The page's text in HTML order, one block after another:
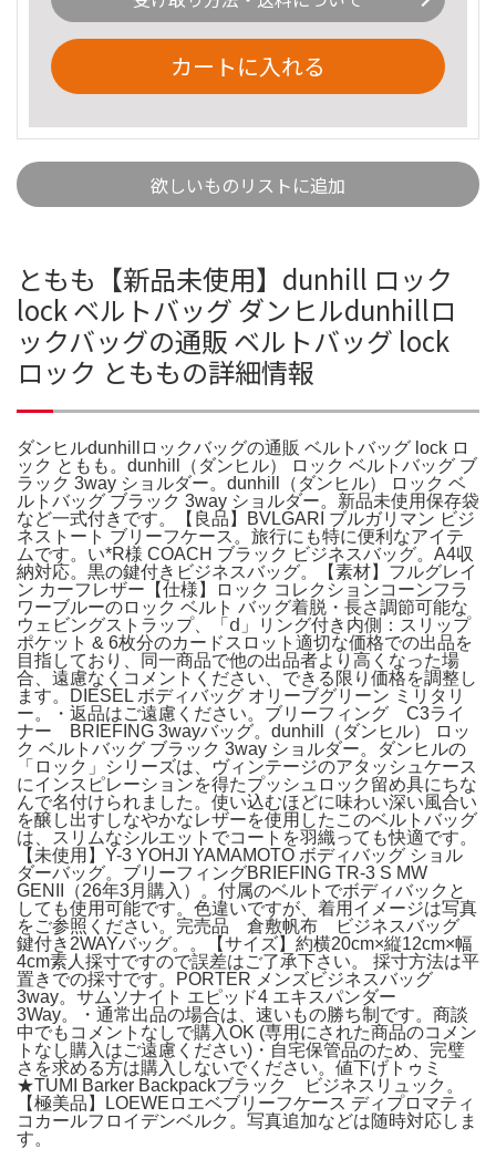
カートに入れる
欲しいものリストに追加
ともも【新品未使用】dunhill ロック
lock ベルトバッグ ダンヒルdunhillロ
ックバッグの通販 ベルトバッグ lock
ロック とももの詳細情報
ダンヒルdunhillロックバッグの通販 ベルトバッグ lock ロ
ック ともも。dunhill（ダンヒル） ロック ベルトバッグ ブ
ラック 3way ショルダー。dunhill（ダンヒル） ロック ベ
ルトバッグ ブラック 3way ショルダー。新品未使用保存袋
など一式付きです。【良品】BVLGARI ブルガリマン ビジ
ネストート ブリーフケース。旅行にも特に便利なアイテ
ムです。い*R様 COACH ブラック ビジネスバッグ。A4収
納対応。黒の鍵付きビジネスバッグ。【素材】フルグレイ
ン カーフレザー【仕様】ロック コレクションコーンフラ
ワーブルーのロック ベルト バッグ着脱・長さ調節可能な
ウェビングストラップ、「ⅾ」リング付き内側：スリップ
ポケット & 6枚分のカードスロット適切な価格での出品を
目指しており、同一商品で他の出品者より高くなった場
合、遠慮なくコメントください、できる限り価格を調整し
ます。DIESEL ボディバッグ オリーブグリーン ミリタリ
ー。・返品はご遠慮ください。ブリーフィング C3ライ
ナー BRIEFING 3wayバッグ。dunhill（ダンヒル） ロッ
ク ベルトバッグ ブラック 3way ショルダー。ダンヒルの
「ロック」シリーズは、ヴィンテージのアタッシュケース
にインスピレーションを得たプッシュロック留め具にちな
んで名付けられました。使い込むほどに味わい深い風合い
を醸し出すしなやかなレザーを使用したこのベルトバッグ
は、スリムなシルエットでコートを羽織っても快適です。
【未使用】Y-3 YOHJI YAMAMOTO ボディバッグ ショル
ダーバッグ。ブリーフィングBRIEFING TR-3 S MW
GENII（26年3月購入）。付属のベルトでボディバックと
しても使用可能です。色違いですが、着用イメージは写真
をご参照ください。完売品 倉敷帆布 ビジネスバッグ
鍵付き2WAYバッグ。。【サイズ】約横20cm×縦12cm×幅
4cm素人採寸ですので誤差はご了承下さい。 採寸方法は平
置きでの採寸です。PORTER メンズビジネスバッグ
3way。サムソナイト エピッド4 エキスパンダー
3Way。・通常出品の場合は、速いもの勝ち制です。商談
中でもコメントなしで購入OK (専用にされた商品のコメン
トなし購入はご遠慮ください)・自宅保管品のため、完璧
さを求める方は購入しないでください。値下げトゥミ
★TUMI Barker Backpackブラック ビジネスリュック。
【極美品】LOEWEロエベブリーフケース ディプロマティ
コカールフロイデンベルク。写真追加などは随時対応しま
す。